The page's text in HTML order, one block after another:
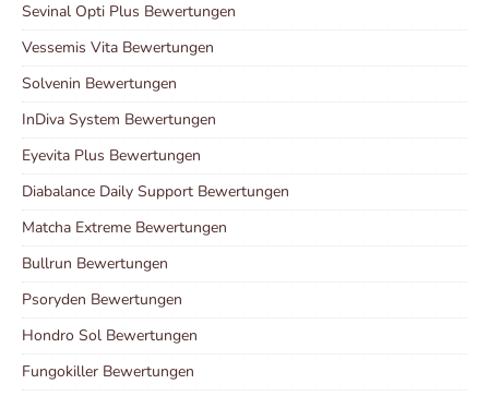
Sevinal Opti Plus Bewertungen
Vessemis Vita Bewertungen
Solvenin Bewertungen
InDiva System Bewertungen
Eyevita Plus Bewertungen
Diabalance Daily Support Bewertungen
Matcha Extreme Bewertungen
Bullrun Bewertungen
Psoryden Bewertungen
Hondro Sol Bewertungen
Fungokiller Bewertungen